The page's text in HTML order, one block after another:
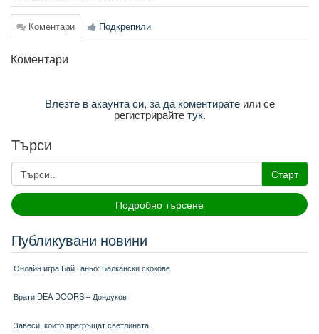
Коментари Подкрепили
Коментари
Влезте в акаунта си, за да коментиратеили се
регистрирайтетук.
Търси
Старт
Подробно търсене
Публикувани новини
Онлайн игра Бай Ганьо: Балкански скокове
Врати DEA DOORS – Дондуков
Завеси, които прегръщат светлината